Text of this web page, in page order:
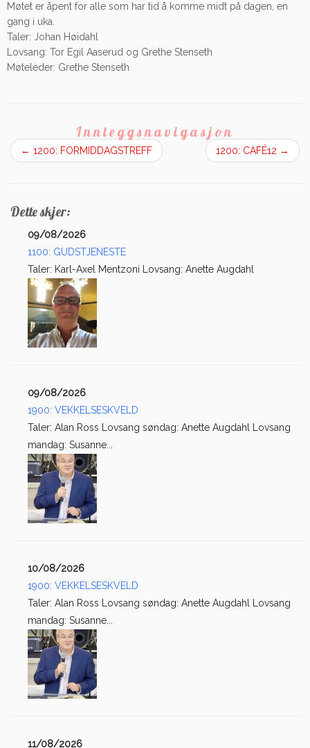
Møtet er åpent for alle som har tid å komme midt på dagen, en
gang i uka.
Taler: Johan Høidahl
Lovsang: Tor Egil Aaserud og Grethe Stenseth
Møteleder: Grethe Stenseth
Innleggsnavigasjon
← 1200: FORMIDDAGSTREFF 1200: CAFÉ12 →
Dette skjer:
09/08/2026
1100: GUDSTJENESTE
Taler: Karl-Axel Mentzoni Lovsang: Anette Augdahl
09/08/2026
1900: VEKKELSESKVELD
Taler: Alan Ross Lovsang søndag: Anette Augdahl Lovsang
mandag: Susanne...
10/08/2026
1900: VEKKELSESKVELD
Taler: Alan Ross Lovsang søndag: Anette Augdahl Lovsang
mandag: Susanne...
11/08/2026